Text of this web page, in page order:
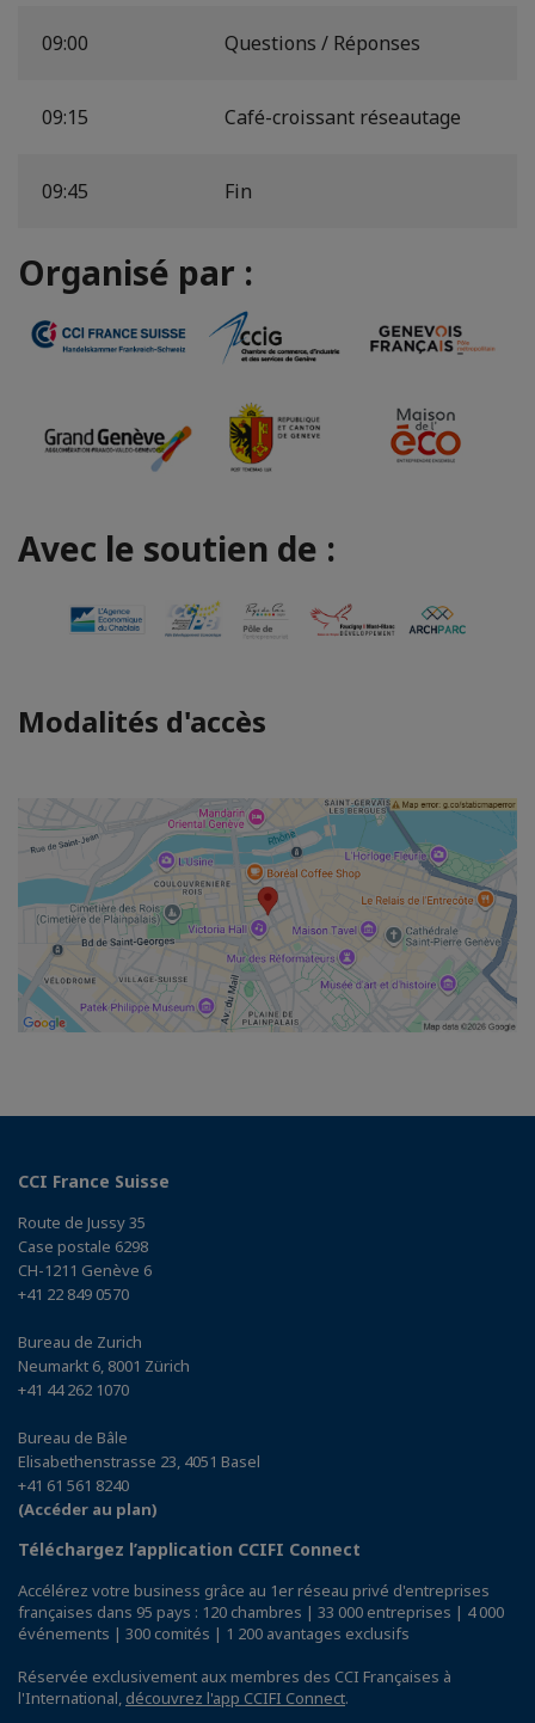
09:00 Questions / Réponses
09:15 Café-croissant réseautage
09:45 Fin
Organisé par :
Avec le soutien de :
Modalités d'accès
CCI France Suisse
Route de Jussy 35
Case postale 6298
CH-1211 Genève 6
+41 22 849 0570
Bureau de Zurich
Neumarkt 6, 8001 Zürich
+41 44 262 1070
Bureau de Bâle
Elisabethenstrasse 23, 4051 Basel
+41 61 561 8240
(Accéder au plan)
Téléchargez l’application CCIFI Connect
Accélérez votre business grâce au 1er réseau privé d'entreprises
françaises dans 95 pays : 120 chambres | 33 000 entreprises | 4 000
événements | 300 comités | 1 200 avantages exclusifs
Réservée exclusivement aux membres des CCI Françaises à
l'International, découvrez l'app CCIFI Connect.